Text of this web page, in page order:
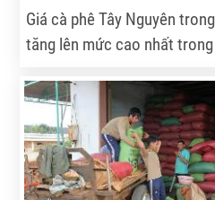
Giá cà phê Tây Nguyên
tăng lên mức cao nhất
vẫn giữ hàng.